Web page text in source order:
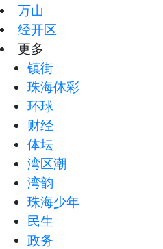
万山
经开区
更多
镇街
珠海体彩
环球
财经
体坛
湾区潮
湾韵
珠海少年
民生
政务